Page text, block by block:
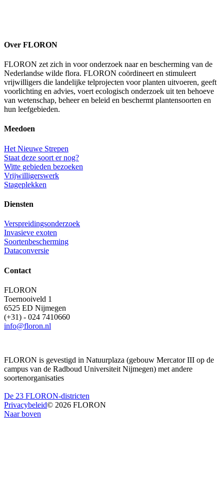
Over FLORON
FLORON zet zich in voor onderzoek naar en bescherming van de
Nederlandse wilde flora. FLORON coördineert en stimuleert
vrijwilligers die landelijke telprojecten voor planten uitvoeren, geeft
voorlichting en advies, voert ecologisch onderzoek uit ten behoeve
van wetenschap, beheer en beleid en beschermt plantensoorten en
hun leefgebieden.
Meedoen
Het Nieuwe Strepen
Staat deze soort er nog?
Witte gebieden bezoeken
Vrijwilligerswerk
Stageplekken
Diensten
Verspreidingsonderzoek
Invasieve exoten
Soortenbescherming
Dataconversie
Contact
FLORON
Toernooiveld 1
6525 ED Nijmegen
(+31) - 024 7410660
info@floron.nl
FLORON is gevestigd in Natuurplaza (gebouw Mercator III op de
campus van de Radboud Universiteit Nijmegen) met andere
soortenorganisaties
De 23 FLORON-districten
Privacybeleid© 2026 FLORON
Naar boven